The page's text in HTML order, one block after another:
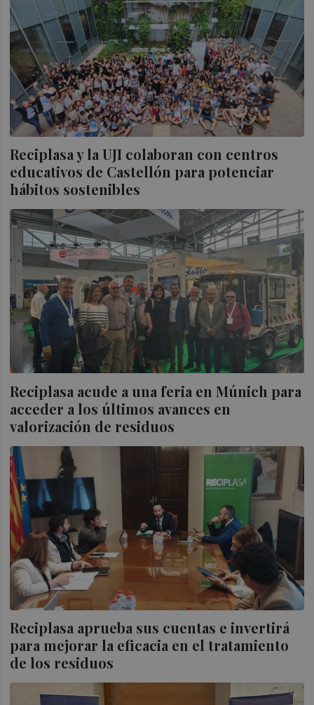
Reciplasa y la UJI colaboran con centros
educativos de Castellón para potenciar
hábitos sostenibles
Reciplasa acude a una feria en Múnich para
acceder a los últimos avances en
valorización de residuos
Reciplasa aprueba sus cuentas e invertirá
para mejorar la eficacia en el tratamiento
de los residuos